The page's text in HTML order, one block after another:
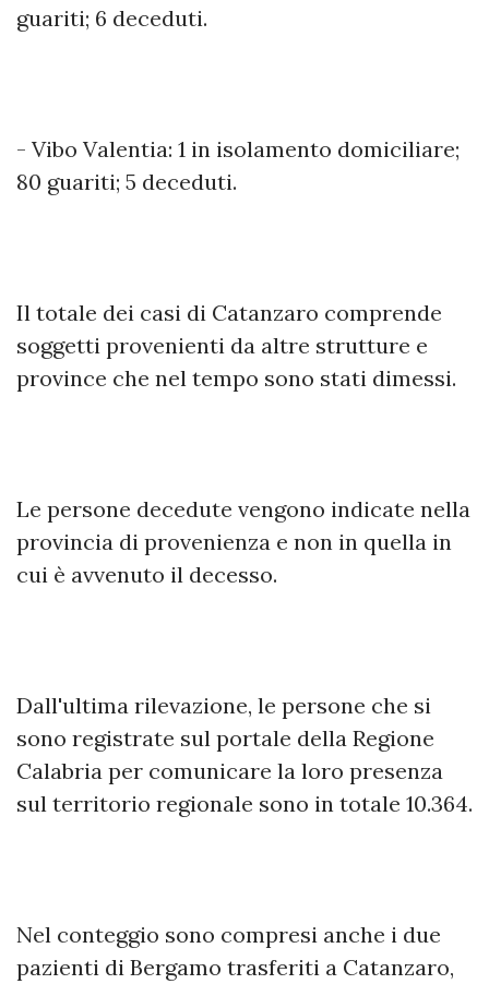
guariti; 6 deceduti.
- Vibo Valentia: 1 in isolamento domiciliare;
80 guariti; 5 deceduti.
Il totale dei casi di Catanzaro comprende
soggetti provenienti da altre strutture e
province che nel tempo sono stati dimessi.
Le persone decedute vengono indicate nella
provincia di provenienza e non in quella in
cui è avvenuto il decesso.
Dall'ultima rilevazione, le persone che si
sono registrate sul portale della Regione
Calabria per comunicare la loro presenza
sul territorio regionale sono in totale 10.364.
Nel conteggio sono compresi anche i due
pazienti di Bergamo trasferiti a Catanzaro,